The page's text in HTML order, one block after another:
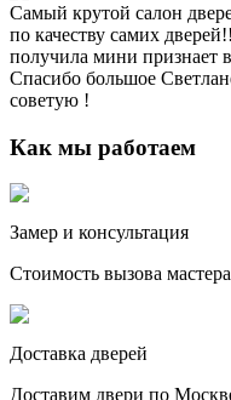
Самый крутой салон
по качеству самих
получила мини признает
Спасибо большое
советую !
Как мы работаем
Замер и консультация
Стоимость вызова
Доставка дверей
Доставим двери по